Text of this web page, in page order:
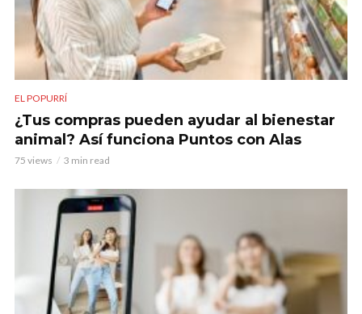
EL POPURRÍ
¿Tus compras pueden ayudar al bienestar
animal? Así funciona Puntos con Alas
75 views 3 min read